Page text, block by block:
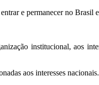
e permanecer no Brasil
institucional, aos
aos interesses nacionais.